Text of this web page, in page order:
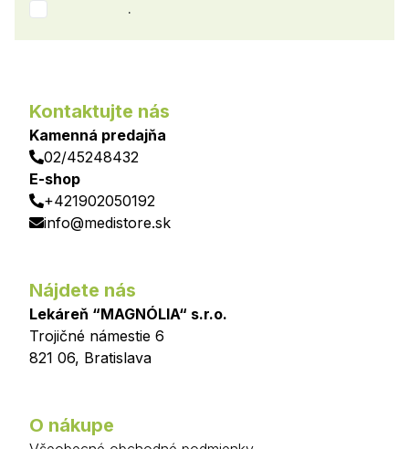
.
Kontaktujte nás
Kamenná predajňa
02/45248432
E-shop
+421902050192
info@medistore.sk
Nájdete nás
Lekáreň “MAGNÓLIA“ s.r.o.
Trojičné námestie 6
821 06, Bratislava
O nákupe